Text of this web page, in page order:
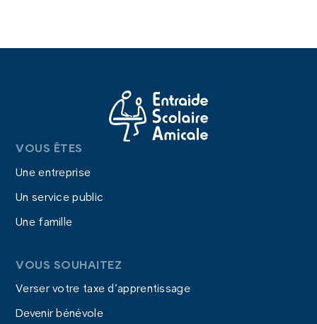
VOUS ÊTES
Une entreprise
Un service public
Une famille
VOUS SOUHAITEZ
Verser votre taxe d’apprentissage
Devenir bénévole